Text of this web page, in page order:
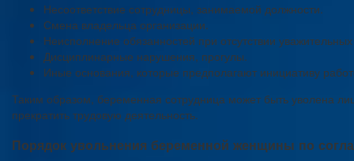
Несоответствие сотрудницы, занимаемой должности.
Смена владельца организации.
Неисполнение обязанностей при отсутствии
Дисциплинарные нарушения, прогулы.
Иные основания, которые предполагают инициативу
Таким образом, беременная сотрудница может быть уволена
прекратить трудовую деятельность.
Порядок увольнения беременной женщины по